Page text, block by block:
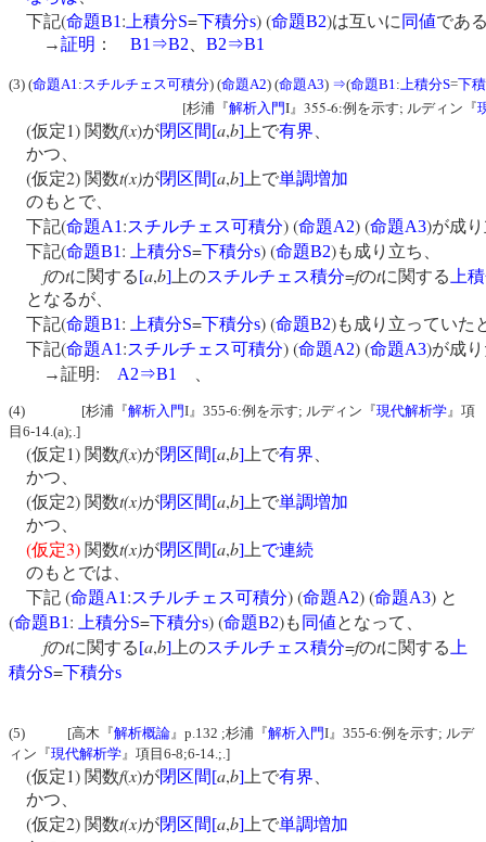
下記(命題B1 : 上積分S=下積分s) (命題B2)は互いに 同値であ
→証明 ： B1 ⇒B2 B2⇒B1
(3) (命題A1:スチルチェス可積分) (命題A2) (命題A3) ⇒(命題B1:上積分S=下
[杉浦『解析入門I』 355-6:例を示す; ルディン『
(仮定1) 関数f(x)が閉区間[a,b] 上で有界
かつ、
(仮定2) 関数t(x)が閉区間[a,b] 上で単調増加
のもとで、
下記(命題A1 :スチルチェス可積分) (命題A2) (命題A3)が成
下記(命題B1 : 上積分S=下積分s) (命題B2)も成り立ち、
fのtに関する[a,b] 上のスチルチェス積分=fのtに関する 上
となるが、
下記(命題B1 : 上積分S=下積分s) (命題B2)も成り立っていた
下記(命題A1 :スチルチェス可積分) (命題A2) (命題A3)が成
→証明: A2⇒B1
(4) [杉浦『解析入門I』355-6:例を示す; ルディン『現代解析学 』項
目6-14.(a);.]
(仮定1) 関数f(x)が閉区間[a,b] 上で有界
かつ、
(仮定2) 関数t(x)が閉区間[a,b] 上で単調増加
かつ、
(仮定3) 関数t(x)が閉区間[a,b] 上で連続
のもとでは、
下記 (命題A1 :スチルチェス可積分) (命題A2) (命題A3) と
(命題B1 : 上積分S=下積分s) (命題B2)も 同値となって、
fのtに関する[a,b] 上のスチルチェス積分=fのtに関する 上
積分S=下積分s
(5) [高木『解析概論 』p.132 ;杉浦『解析入門I』355-6:例を示す; ルデ
ィン『現代解析学 』項目6-8;6-14.;.]
(仮定1) 関数f(x)が閉区間[a,b] 上で有界
かつ、
(仮定2) 関数t(x)が閉区間[a,b] 上で単調増加